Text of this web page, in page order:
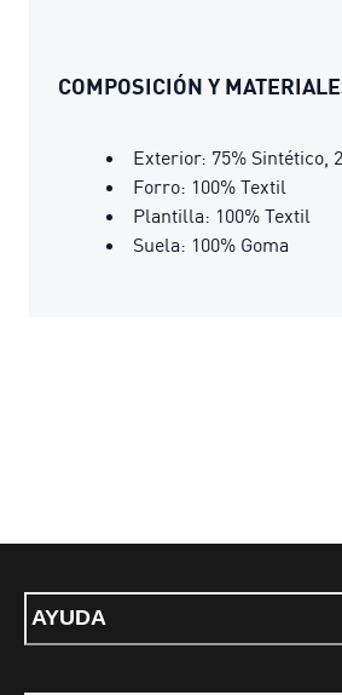
COMPOSICIÓN Y
Exterior: 75% Sintético,
Forro: 100% Textil
Plantilla: 100% Textil
Suela: 100% Goma
AYUDA